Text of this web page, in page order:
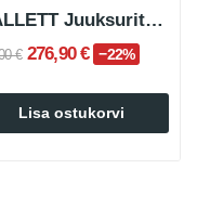
MALLETT Juuksuritool Must Ümmargune Jalg
€ 276,90 € −22%
Lisa ostukorvi